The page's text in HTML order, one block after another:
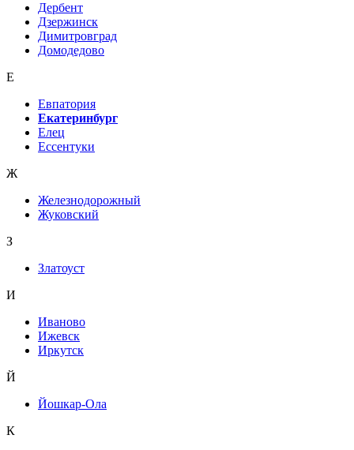
Дербент
Дзержинск
Димитровград
Домодедово
Е
Евпатория
Екатеринбург
Елец
Ессентуки
Ж
Железнодорожный
Жуковский
З
Златоуст
И
Иваново
Ижевск
Иркутск
Й
Йошкар-Ола
К